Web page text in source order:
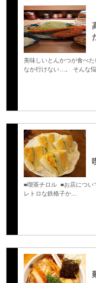
美味しいとんかつが食べ
なか行けない…。 そんな
■喫茶チロル ■お店につい
レトロな鉄格子か…